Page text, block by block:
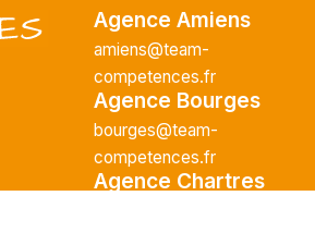
recrute pour
H.F en
Vous intégrerez
majeur...
Agence Amiens
amiens@team-
competences.fr
Agence Bourges
bourges@team-
competences.fr
Agence Chartres